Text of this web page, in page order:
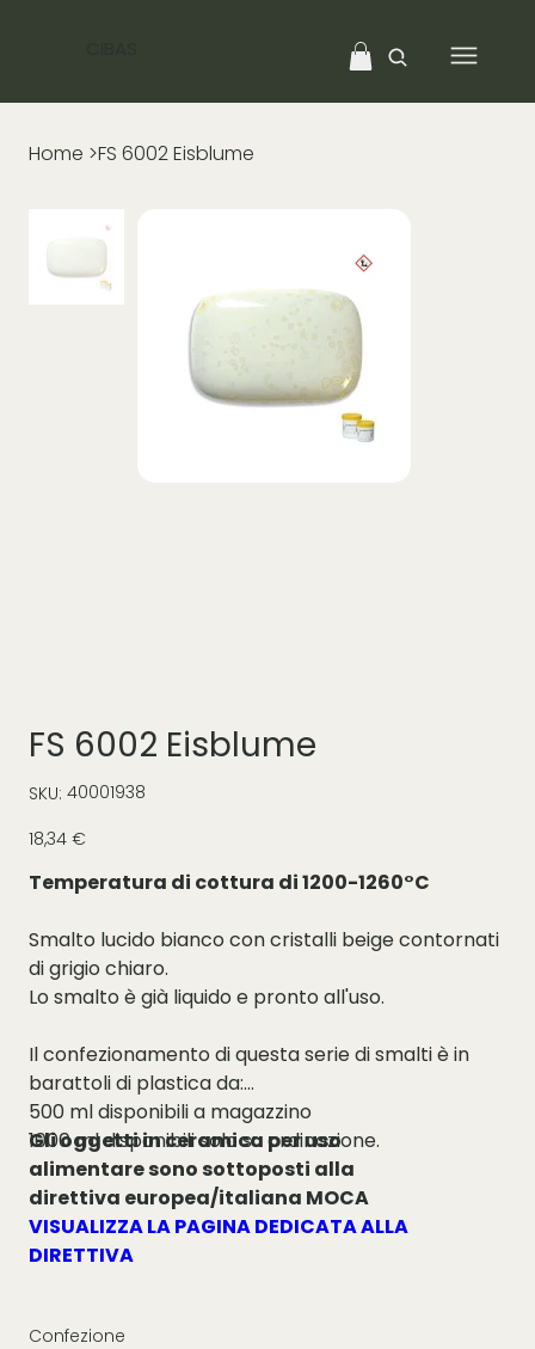
Home >FS 6002 Eisblume
FS 6002 Eisblume
SKU:
SKU
40001938
40001938
Prezzo
18,34 €
Temperatura di cottura di 1200-1260°C
Smalto lucido bianco con cristalli beige contornati
di grigio chiaro.
Lo smalto è già liquido e pronto all'uso.
Il confezionamento di questa serie di smalti è in
barattoli di plastica da:
500 ml disponibili a magazzino
1000 ml disponibili solo su ordinazione.
Gli oggetti in ceramica per uso
alimentare sono sottoposti alla
direttiva europea/italiana MOCA
VISUALIZZA LA PAGINA DEDICATA ALLA
DIRETTIVA
Confezione